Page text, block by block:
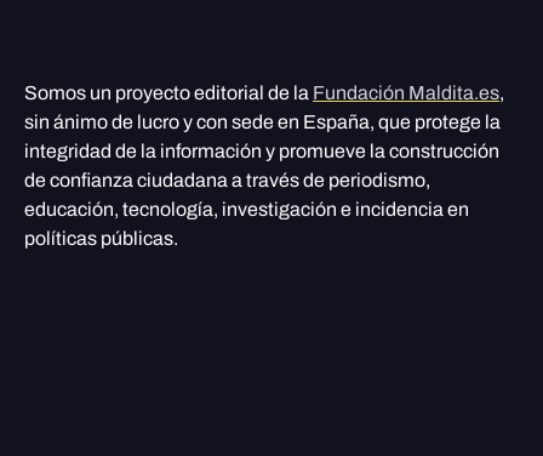
Somos un proyecto editorial de la Fundación Maldita.es,
sin ánimo de lucro y con sede en España, que protege la
integridad de la información y promueve la construcción
de confianza ciudadana a través de periodismo,
educación, tecnología, investigación e incidencia en
políticas públicas.